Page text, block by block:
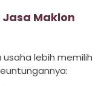
Maklon
lebih memilih